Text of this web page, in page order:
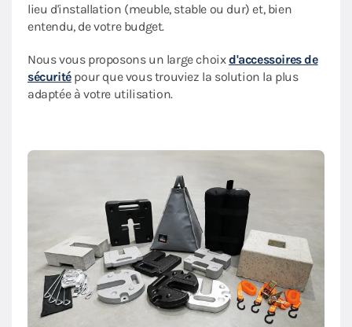
lieu d'installation (meuble, stable ou dur) et, bien
entendu, de votre budget.
Nous vous proposons un large choixd'accessoires de
sécuritépour que vous trouviez la solution la plus
adaptée à votre utilisation.